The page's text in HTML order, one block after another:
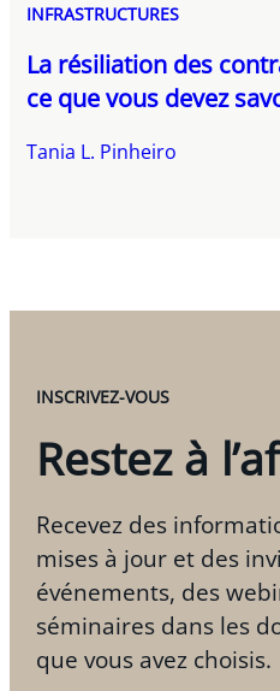
INFRASTRUCTURES
La résiliation des
ce que vous devez
Tania L. Pinheiro
INSCRIVEZ-VOUS
Restez à
Recevez des
mises à jour et des
événements, des
séminaires dans les
que vous avez choisis.